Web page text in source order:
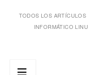
TODOS LOS ARTÍCULOS
INFORMÁTICO